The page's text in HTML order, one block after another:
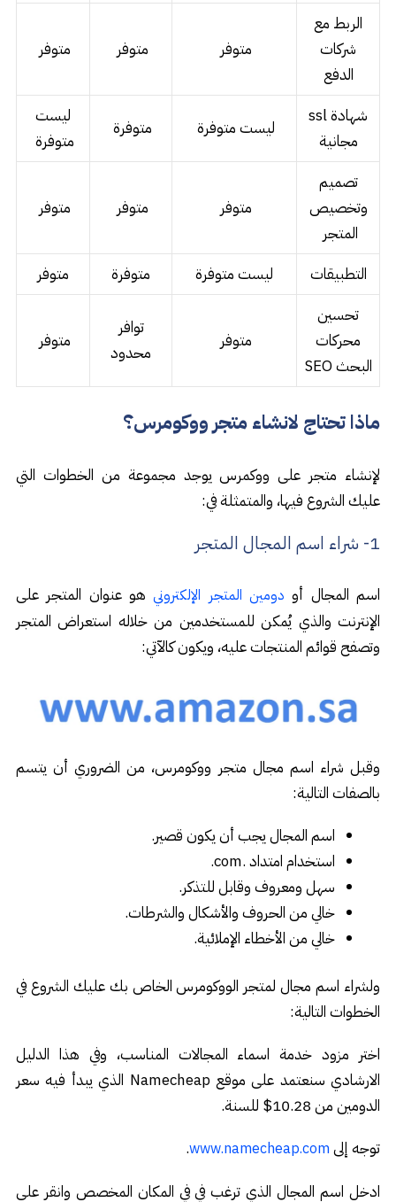
الربط مع
شركات
الدفع
متوفر متوفر متوفر
شهادة ssl
مجانية
ليست متوفرة متوفرة
ليست
متوفرة
تصميم
وتخصيص
المتجر
متوفر متوفر متوفر
التطبيقات ليست متوفرة متوفرة
متوفر
تحسين
محركات
البحث SEO
متوفر
توافر
محدود
متوفر
ماذا تحتاج لانشاء متجر ووكومرس؟
لإنشاء متجر على ووكمرس يوجد مجموعة من الخطوات التي
عليك الشروع فيها، والمتمثلة في:
1- شراء اسم المجال المتجر
اسم المجال أو دومين المتجر الإلكترونيهو عنوان المتجر على
الإنترنت والذي يُمكن للمستخدمين من خلاله استعراض المتجر
وتصفح قوائم المنتجات عليه، ويكون كالآتي:
وقبل شراء اسم مجال متجر ووكومرس، من الضروري أن يتسم
بالصفات التالية:
اسم المجال يجب أن يكون قصير.
استخدام امتداد .com.
سهل ومعروف وقابل للتذكر.
خالي من الحروف والأشكال والشرطات.
خالي من الأخطاء الإملائية.
ولشراء اسم مجال لمتجر الووكومرس الخاص بك عليك الشروع في
الخطوات التالية:
اختر مزود خدمة اسماء المجالات المناسب، وفي هذا الدليل
الارشادي سنعتمد على موقع Namecheap الذي يبدأ فيه سعر
الدومين من 10.28$ للسنة.
توجه إلىwww.namecheap.com
.
ادخل اسم المجال الذي ترغب في في المكان المخصص وانقر على